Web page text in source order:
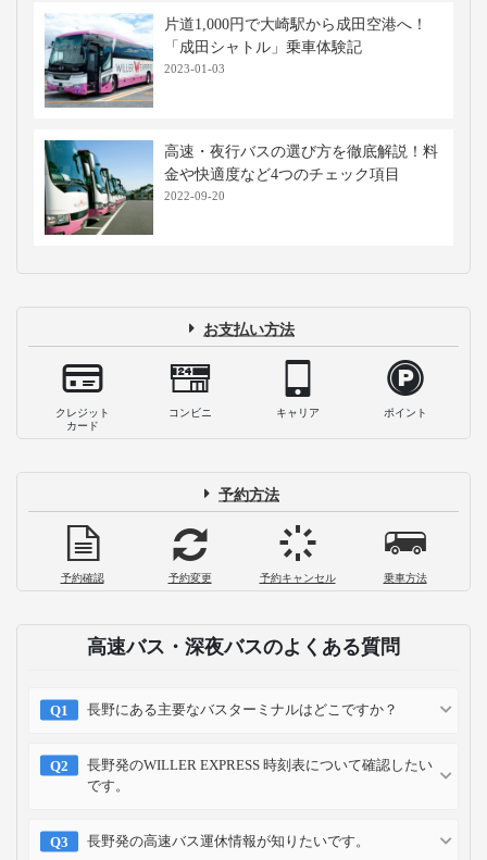
片道1,000円で大崎駅から成田空港へ！
「成田シャトル」乗車体験記
2023-01-03
高速・夜行バスの選び方を徹底解説！料
金や快適度など4つのチェック項目
2022-09-20
お支払い方法
クレジット
カード
コンビニ キャリア ポイント
予約方法
予約確認 予約変更 予約キャンセル 乗車方法
高速バス・深夜バスのよくある質問
長野にある主要なバスターミナルはどこですか？
長野発のWILLER EXPRESS 時刻表について確認したい
です。
長野発の高速バス運休情報が知りたいです。